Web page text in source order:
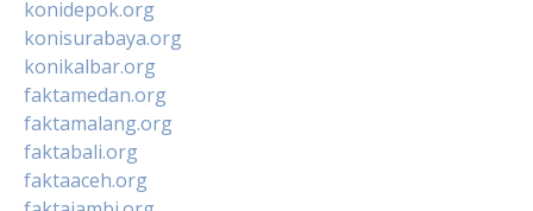
konidepok.org
konisurabaya.org
konikalbar.org
faktamedan.org
faktamalang.org
faktabali.org
faktaaceh.org